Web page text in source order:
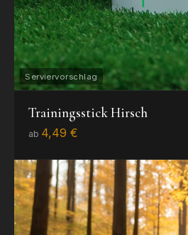
Trainingsstick Hirsch
ab 4,49 €